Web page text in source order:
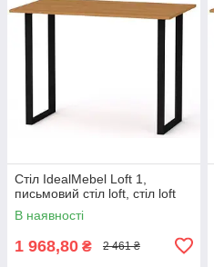
Стіл IdealMebel Loft 1,
письмовий стіл loft, стіл loft
В наявності
1 968,80 ₴ 2 461 ₴